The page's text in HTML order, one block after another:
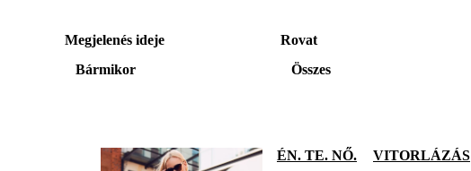
Megjelenés ideje
Bármikor
Rovat
Összes
ÉN. TE. NŐ. VITORLÁZÁS